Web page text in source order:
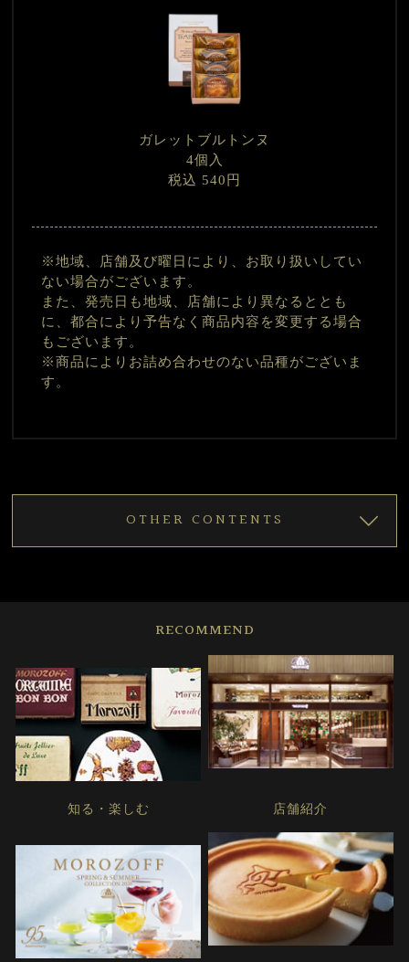
ガレットブルトンヌ
4個入
税込 540円
※地域、店舗及び曜日により、お取り扱いしてい
ない場合がございます。
また、発売日も地域、店舗により異なるととも
に、都合により予告なく商品内容を変更する場合
もございます。
※商品によりお詰め合わせのない品種がございま
す。
OTHER CONTENTS
RECOMMEND
知る・楽しむ 店舗紹介